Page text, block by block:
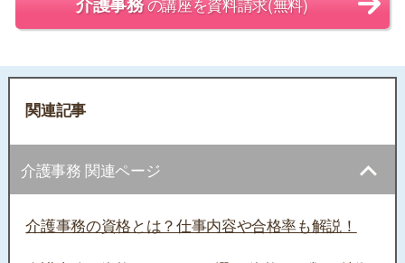
関連記事
介護事務 関連ページ
介護事務の資格とは？仕事内容や合格率も解説！